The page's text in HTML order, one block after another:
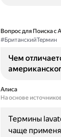
Вопрос для Поиска с
#БританскийТермин
Чем
Алиса
На основе
Термины
чаще